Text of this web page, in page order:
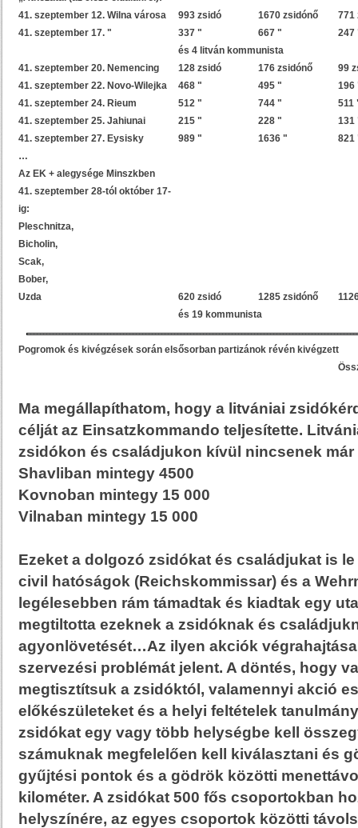
41. szeptember 12. Wilna városa
993 zsidó 1670 zsidónő
771
41. szeptember 17. "
337 " 667 "
247
és 4 litván kommunista
41. szeptember 20. Nemencing
128 zsidó 176 zsidónő
99
41. szeptember 22. Novo-Wilejka
468 " 495 "
196
41. szeptember 24. Rieum
512 " 744 "
511
41. szeptember 25. Jahiunai
215 " 228 "
131
41. szeptember 27. Eysisky
989 " 1636 "
821
…
Az EK + alegysége Minszkben
41. szeptember 28-tól október 17-
ig:
Pleschnitza,
Bicholin,
Scak,
Bober,
Uzda
620 zsidó 1285 zsidónő
és 19 kommunista
Pogromok és kivégzések során elsősorban partizánok révén kivégzett
Ma megállapíthatom, hogy a litvániai
célját az Einsatzkommando teljesítette.
zsidókon és családjukon kívül nincsenek már
Shavliban mintegy 4500
Kovnoban mintegy 15 000
Vilnaban mintegy 15 000
Ezeket a dolgozó zsidókat és családjukat is
civil hatóságok (Reichskommissar) és a
legélesebben rám támadtak és kiadtak egy
megtiltotta ezeknek a zsidóknak és
agyonlövetését…Az ilyen akciók
szervezési problémát jelent. A döntés, hogy
megtisztítsuk a zsidóktól, valamennyi akció
előkészületeket és a helyi feltételek
zsidókat egy vagy több helységbe kell
számuknak megfelelően kell kiválasztani és
gyűjtési pontok és a gödrök közötti
kilométer. A zsidókat 500 fős csoportokban
helyszínére, az egyes csoportok közötti